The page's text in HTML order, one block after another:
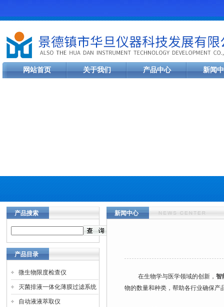
网站首页 关于我们 产品中心 新闻
产品搜索
产品目录
微生物限度检查仪
灭菌排液一体化薄膜过滤系统
自动液液萃取仪
新闻中心
在生物学与医学领域的创新， 智
物的数量和种类，帮助各行业确保产